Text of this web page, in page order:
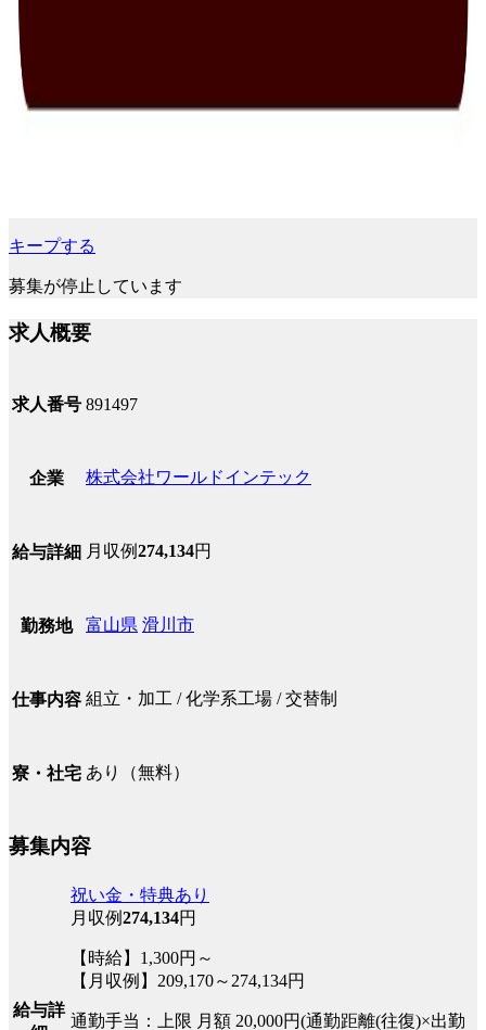
キープする
募集が停止しています
求人概要
求人番号 891497
企業 株式会社ワールドインテック
給与詳細 月収例274,134円
勤務地 富山県 滑川市
仕事内容 組立・加工 / 化学系工場 / 交替制
寮・社宅 あり（無料）
募集内容
給与詳
祝い金・特典あり
月収例274,134円
【時給】1,300円～
【月収例】209,170～274,134円
通勤手当：上限 月額 20,000円(通勤距離(往復)×出勤